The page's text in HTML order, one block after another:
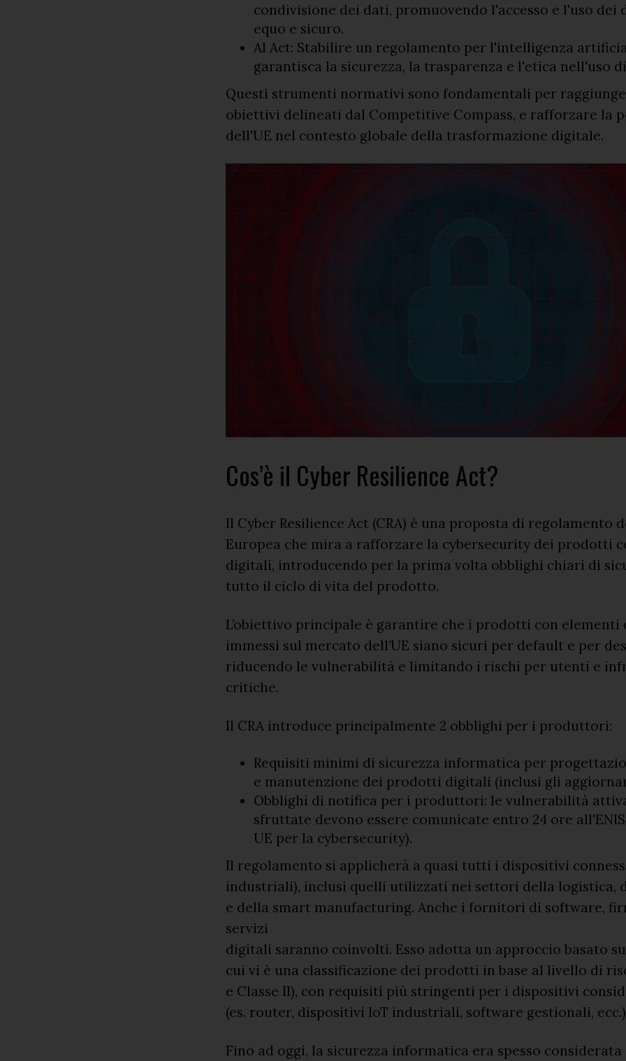
condivisione dei dati, promuovendo l'accesso e l'uso dei
equo e sicuro.
Al Act: Stabilire un regolamento per l'intelligenza
garantisca la sicurezza, la trasparenza e l'etica nell'uso
Questi strumenti normativi sono fondamentali per
obiettivi delineati dal Competitive Compass, e rafforzare la
dell'UE nel contesto globale della trasformazione digitale.
Cos’è il Cyber Resilience Act?
Il Cyber Resilience Act (CRA) è una proposta di regolamento
Europea che mira a rafforzare la cybersecurity dei prodotti
digitali, introducendo per la prima volta obblighi chiari di
tutto il ciclo di vita del prodotto.
L’obiettivo principale è garantire che i prodotti con
immessi sul mercato dell’UE siano sicuri per default e per
riducendo le vulnerabilità e limitando i rischi per utenti e
critiche.
Il CRA introduce principalmente 2 obblighi per i produttori:
Requisiti minimi di sicurezza informatica per
e manutenzione dei prodotti digitali (inclusi gli
Obblighi di notifica per i produttori: le vulnerabilità
sfruttate devono essere comunicate entro 24 ore
UE per la cybersecurity).
Il regolamento si applicherà a quasi tutti i dispositivi
industriali), inclusi quelli utilizzati nei settori della logistica,
e della smart manufacturing. Anche i fornitori di software,
servizi
digitali saranno coinvolti. Esso adotta un approccio basato
cui vi è una classificazione dei prodotti in base al livello di
e Classe II), con requisiti più stringenti per i dispositivi
(es. router, dispositivi IoT industriali, software gestionali,
Fino ad oggi, la sicurezza informatica era spesso